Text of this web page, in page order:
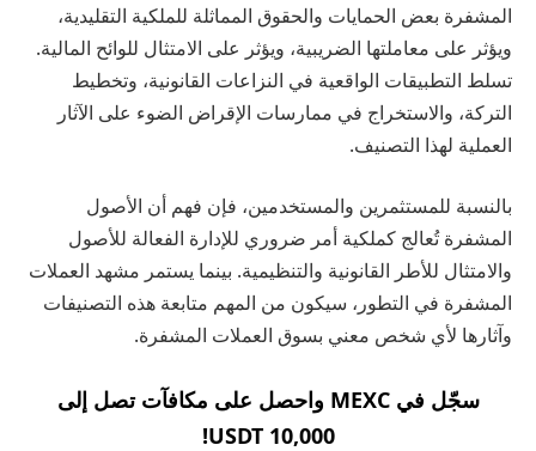
المشفرة بعض الحمايات والحقوق المماثلة للملكية التقليدية،
ويؤثر على معاملتها الضريبية، ويؤثر على الامتثال للوائح المالية.
تسلط التطبيقات الواقعية في النزاعات القانونية، وتخطيط
التركة، والاستخراج في ممارسات الإقراض الضوء على الآثار
العملية لهذا التصنيف.
بالنسبة للمستثمرين والمستخدمين، فإن فهم أن الأصول
المشفرة تُعالج كملكية أمر ضروري للإدارة الفعالة للأصول
والامتثال للأطر القانونية والتنظيمية. بينما يستمر مشهد العملات
المشفرة في التطور، سيكون من المهم متابعة هذه التصنيفات
وآثارها لأي شخص معني بسوق العملات المشفرة.
سجّل في MEXC واحصل على مكافآت تصل إلى
10,000 USDT!